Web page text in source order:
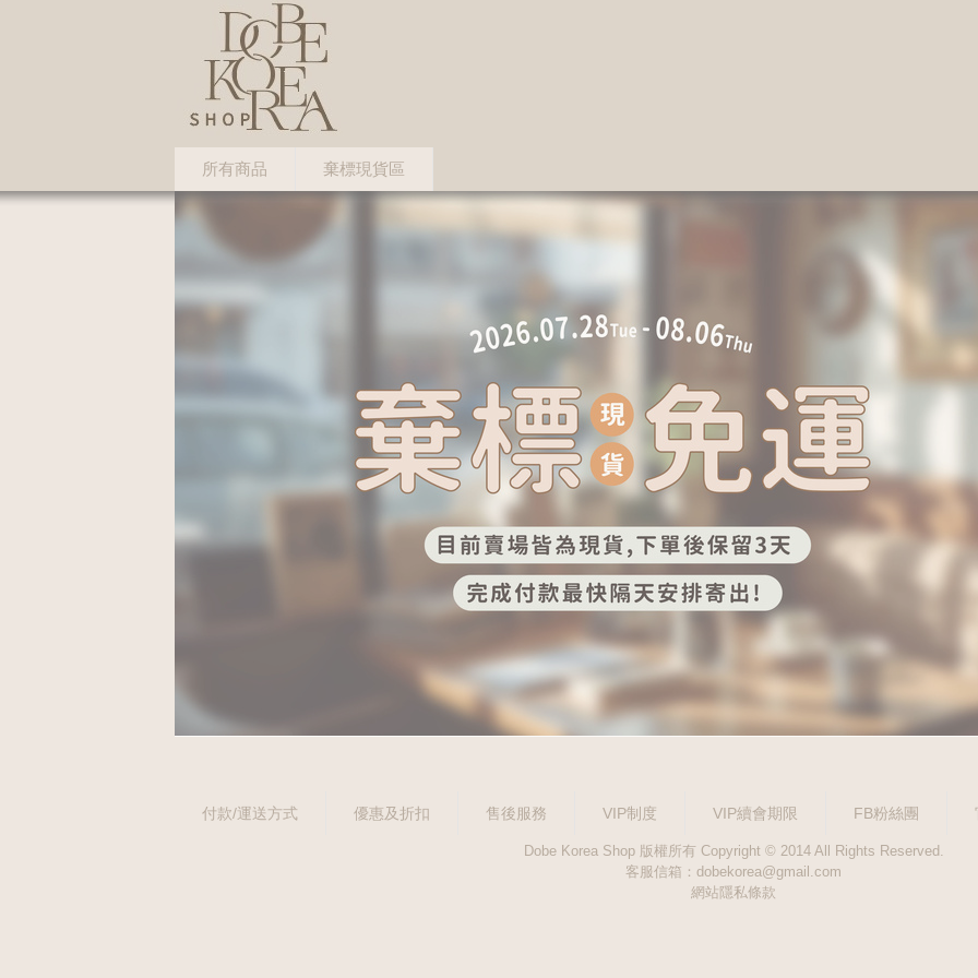
所有商品 棄標現貨區
付款/運送方式 優惠及折扣 售後服務 VIP制度 VIP續會期限 FB粉絲團
Dobe Korea Shop 版權所有 Copyright © 2014 All Rights Reserved.
客服信箱：dobekorea@gmail.com
網站隱私條款